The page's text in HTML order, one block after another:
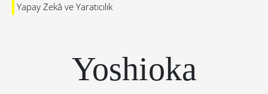
Yapay Zekâ ve Yaratıcılık
Yoshioka